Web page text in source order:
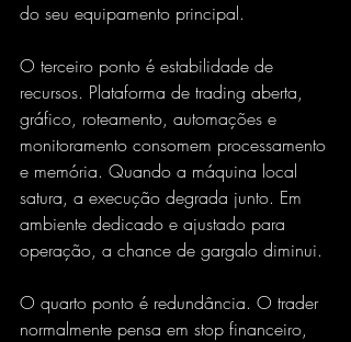
do seu equipamento principal.
O terceiro ponto é estabilidade de
recursos. Plataforma de trading aberta,
gráfico, roteamento, automações e
monitoramento consomem processamento
e memória. Quando a máquina local
satura, a execução degrada junto. Em
ambiente dedicado e ajustado para
operação, a chance de gargalo diminui.
O quarto ponto é redundância. O trader
normalmente pensa em stop financeiro,